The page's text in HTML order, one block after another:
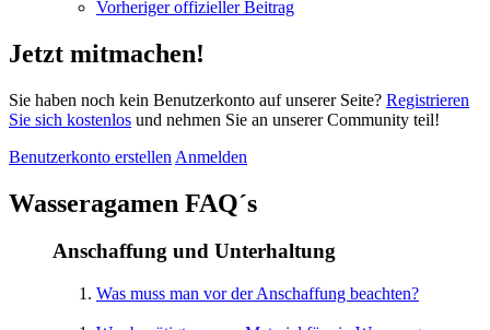
Vorheriger offizieller Beitrag
Jetzt mitmachen!
Sie haben noch kein Benutzerkonto auf unserer Seite? Registrieren
Sie sich kostenlos und nehmen Sie an unserer Community teil!
Benutzerkonto erstellen Anmelden
Wasseragamen FAQ´s
Anschaffung und Unterhaltung
Was muss man vor der Anschaffung beachten?